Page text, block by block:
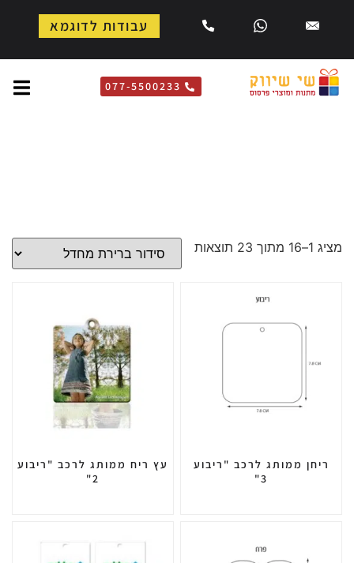
עבודות לדוגמא
077-5500233
מציג 1–16 מתוך 23 תוצאות
ריחן ממותג לרכב "ריבוע
3"
עץ ריח ממותג לרכב "ריבוע
2"